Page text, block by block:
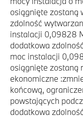
osiągnięte zostaną
zdolność
instalacji 0,09828
dodatkowa
moc instalacji
osiągnięte zostaną
ekonomiczne
końcową,
powstających
dodatkowa